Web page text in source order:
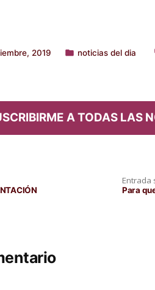
2019
Publicado
noticias del dia
A TODAS LAS
Entrada
Para